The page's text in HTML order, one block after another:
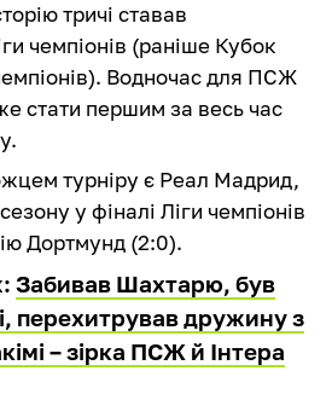
тричі ставав
чемпіонів (раніше Кубок
Водночас для ПСЖ
стати першим за весь час
турніру є Реал Мадрид,
у фіналі Ліги чемпіонів
Дортмунд (2:0).
Забивав Шахтарю, був
перехитрував дружину з
– зірка ПСЖ й Інтера